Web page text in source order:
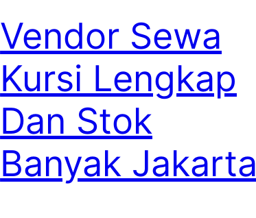
Vendor Sewa
Kursi Lengkap
Dan Stok
Banyak Jakarta